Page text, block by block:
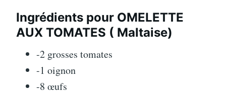
Ingrédients pour OMELETTE
AUX TOMATES ( Maltaise)
-2 grosses tomates
-1 oignon
-8 œufs